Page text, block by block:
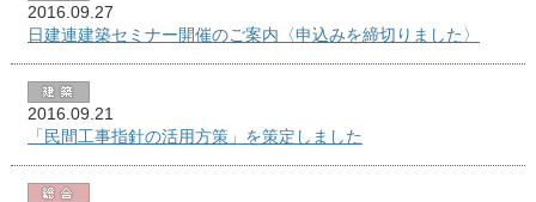
2016.09.27
日建連建築セミナー開催のご案内〈申込みを締切りました〉
2016.09.21
「民間工事指針の活用方策」を策定しました